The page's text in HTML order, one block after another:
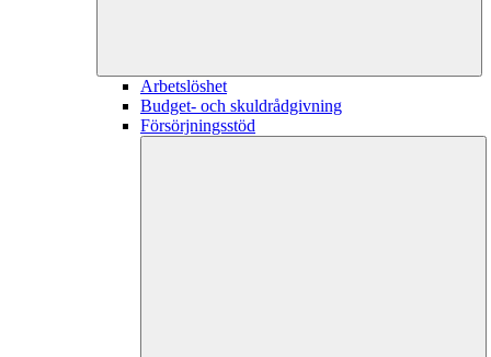
Arbetslöshet
Budget- och skuldrådgivning
Försörjningsstöd